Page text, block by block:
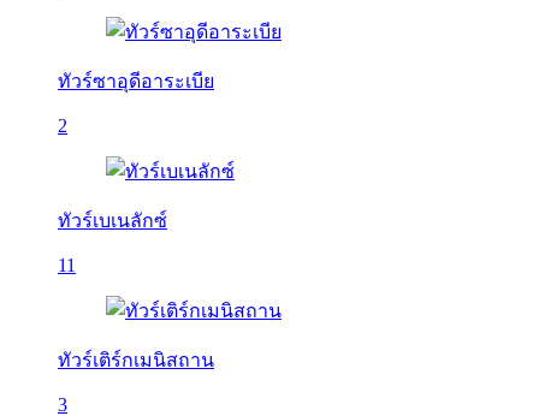
ทัวร์ซาอุดีอาระเบีย
2
ทัวร์เบเนลักซ์
11
ทัวร์เติร์กเมนิสถาน
3